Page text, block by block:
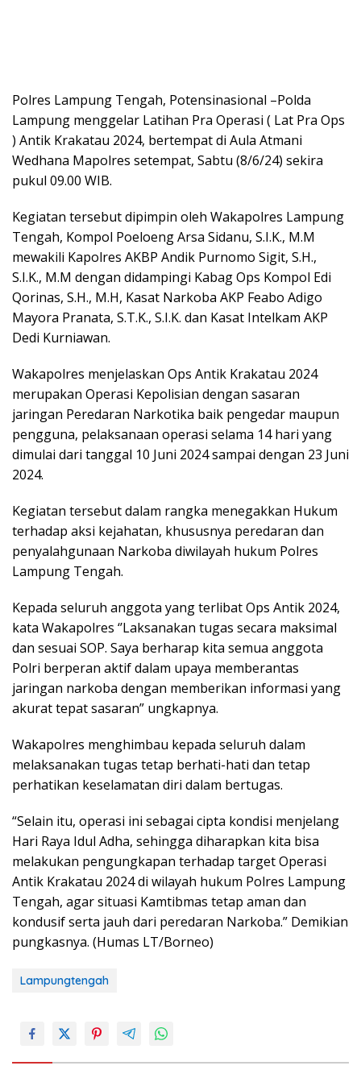
Polres Lampung Tengah, Potensinasional –Polda
Lampung menggelar Latihan Pra Operasi ( Lat Pra Ops
) Antik Krakatau 2024, bertempat di Aula Atmani
Wedhana Mapolres setempat, Sabtu (8/6/24) sekira
pukul 09.00 WIB.
Kegiatan tersebut dipimpin oleh Wakapolres Lampung
Tengah, Kompol Poeloeng Arsa Sidanu, S.I.K., M.M
mewakili Kapolres AKBP Andik Purnomo Sigit, S.H.,
S.I.K., M.M dengan didampingi Kabag Ops Kompol Edi
Qorinas, S.H., M.H, Kasat Narkoba AKP Feabo Adigo
Mayora Pranata, S.T.K., S.I.K. dan Kasat Intelkam AKP
Dedi Kurniawan.
Wakapolres menjelaskan Ops Antik Krakatau 2024
merupakan Operasi Kepolisian dengan sasaran
jaringan Peredaran Narkotika baik pengedar maupun
pengguna, pelaksanaan operasi selama 14 hari yang
dimulai dari tanggal 10 Juni 2024 sampai dengan 23 Juni
2024.
Kegiatan tersebut dalam rangka menegakkan Hukum
terhadap aksi kejahatan, khususnya peredaran dan
penyalahgunaan Narkoba diwilayah hukum Polres
Lampung Tengah.
Kepada seluruh anggota yang terlibat Ops Antik 2024,
kata Wakapolres ‘’Laksanakan tugas secara maksimal
dan sesuai SOP. Saya berharap kita semua anggota
Polri berperan aktif dalam upaya memberantas
jaringan narkoba dengan memberikan informasi yang
akurat tepat sasaran” ungkapnya.
Wakapolres menghimbau kepada seluruh dalam
melaksanakan tugas tetap berhati-hati dan tetap
perhatikan keselamatan diri dalam bertugas.
“Selain itu, operasi ini sebagai cipta kondisi menjelang
Hari Raya Idul Adha, sehingga diharapkan kita bisa
melakukan pengungkapan terhadap target Operasi
Antik Krakatau 2024 di wilayah hukum Polres Lampung
Tengah, agar situasi Kamtibmas tetap aman dan
kondusif serta jauh dari peredaran Narkoba.” Demikian
pungkasnya. (Humas LT/Borneo)
Lampungtengah